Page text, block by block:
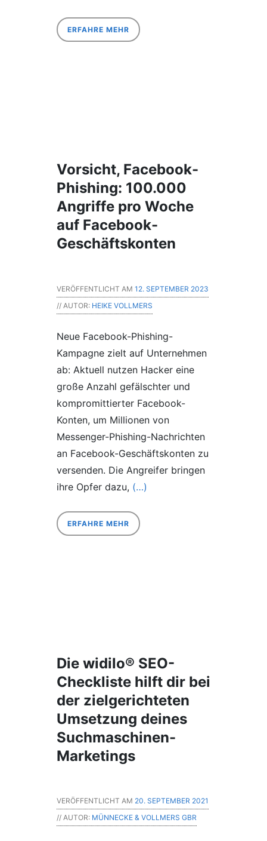
ERFAHRE MEHR
Vorsicht, Facebook-
Phishing: 100.000
Angriffe pro Woche
auf Facebook-
Geschäftskonten
VERÖFFENTLICHT AM 12. SEPTEMBER 2023
// AUTOR: HEIKE VOLLMERS
Neue Facebook-Phishing-
Kampagne zielt auf Unternehmen
ab: Aktuell nutzen Hacker eine
große Anzahl gefälschter und
kompromittierter Facebook-
Konten, um Millionen von
Messenger-Phishing-Nachrichten
an Facebook-Geschäftskonten zu
versenden. Die Angreifer bringen
ihre Opfer dazu, (…)
ERFAHRE MEHR
Die widilo® SEO-
Checkliste hilft dir bei
der zielgerichteten
Umsetzung deines
Suchmaschinen-
Marketings
VERÖFFENTLICHT AM 20. SEPTEMBER 2021
// AUTOR: MÜNNECKE & VOLLMERS GBR